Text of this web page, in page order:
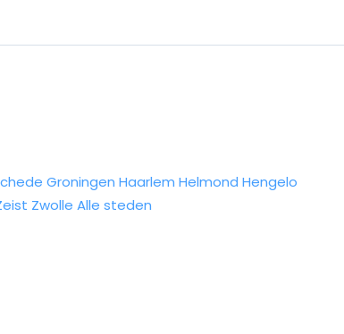
Groningen Haarlem Helmond Hengelo
Zwolle Alle steden